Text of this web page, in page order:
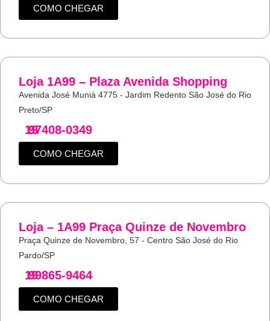
COMO CHEGAR
Loja 1A99 – Plaza Avenida Shopping
Avenida José Muniá 4775 - Jardim Redento São José do Rio
Preto/SP
19
97408-0349
COMO CHEGAR
Loja – 1A99 Praça Quinze de Novembro
Praça Quinze de Novembro, 57 - Centro São José do Rio
Pardo/SP
19
99865-9464
COMO CHEGAR